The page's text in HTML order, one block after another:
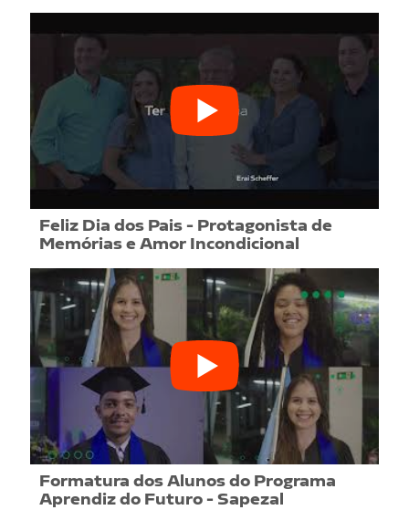
Feliz Dia dos Pais - Protagonista de
Memórias e Amor Incondicional
Formatura dos Alunos do Programa
Aprendiz do Futuro - Sapezal